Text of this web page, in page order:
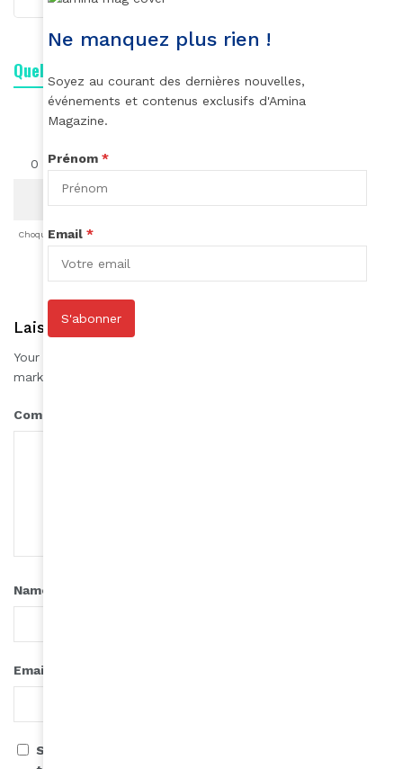
Quelle est votre réaction ?
0
Choqué
0
Content
Laisser une réponse
Your email address will not be published.
marked
Comment
Name
Email
Save my name, email, and website in this browser for
Ne manquez plus rien !
Soyez au courant des dernières nouvelles,
événements et contenus exclusifs d'Amina
Magazine.
Prénom *
Email *
S'abonner